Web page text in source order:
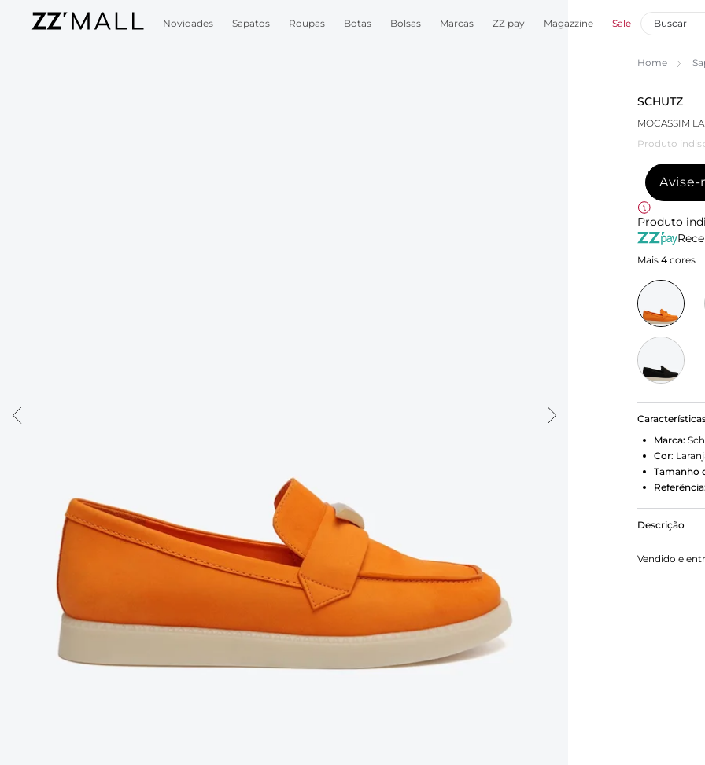
Novidades Sapatos Roupas Botas Bolsas Marcas ZZ pay Magazzine Sale
Home
SCHUTZ
MOCASSIM
Produto
Avise-
Produto
Mais 4 cores
Marca:
Cor:
Tamanho
Referência:
Descrição
Com
cor laranja
Vendido e